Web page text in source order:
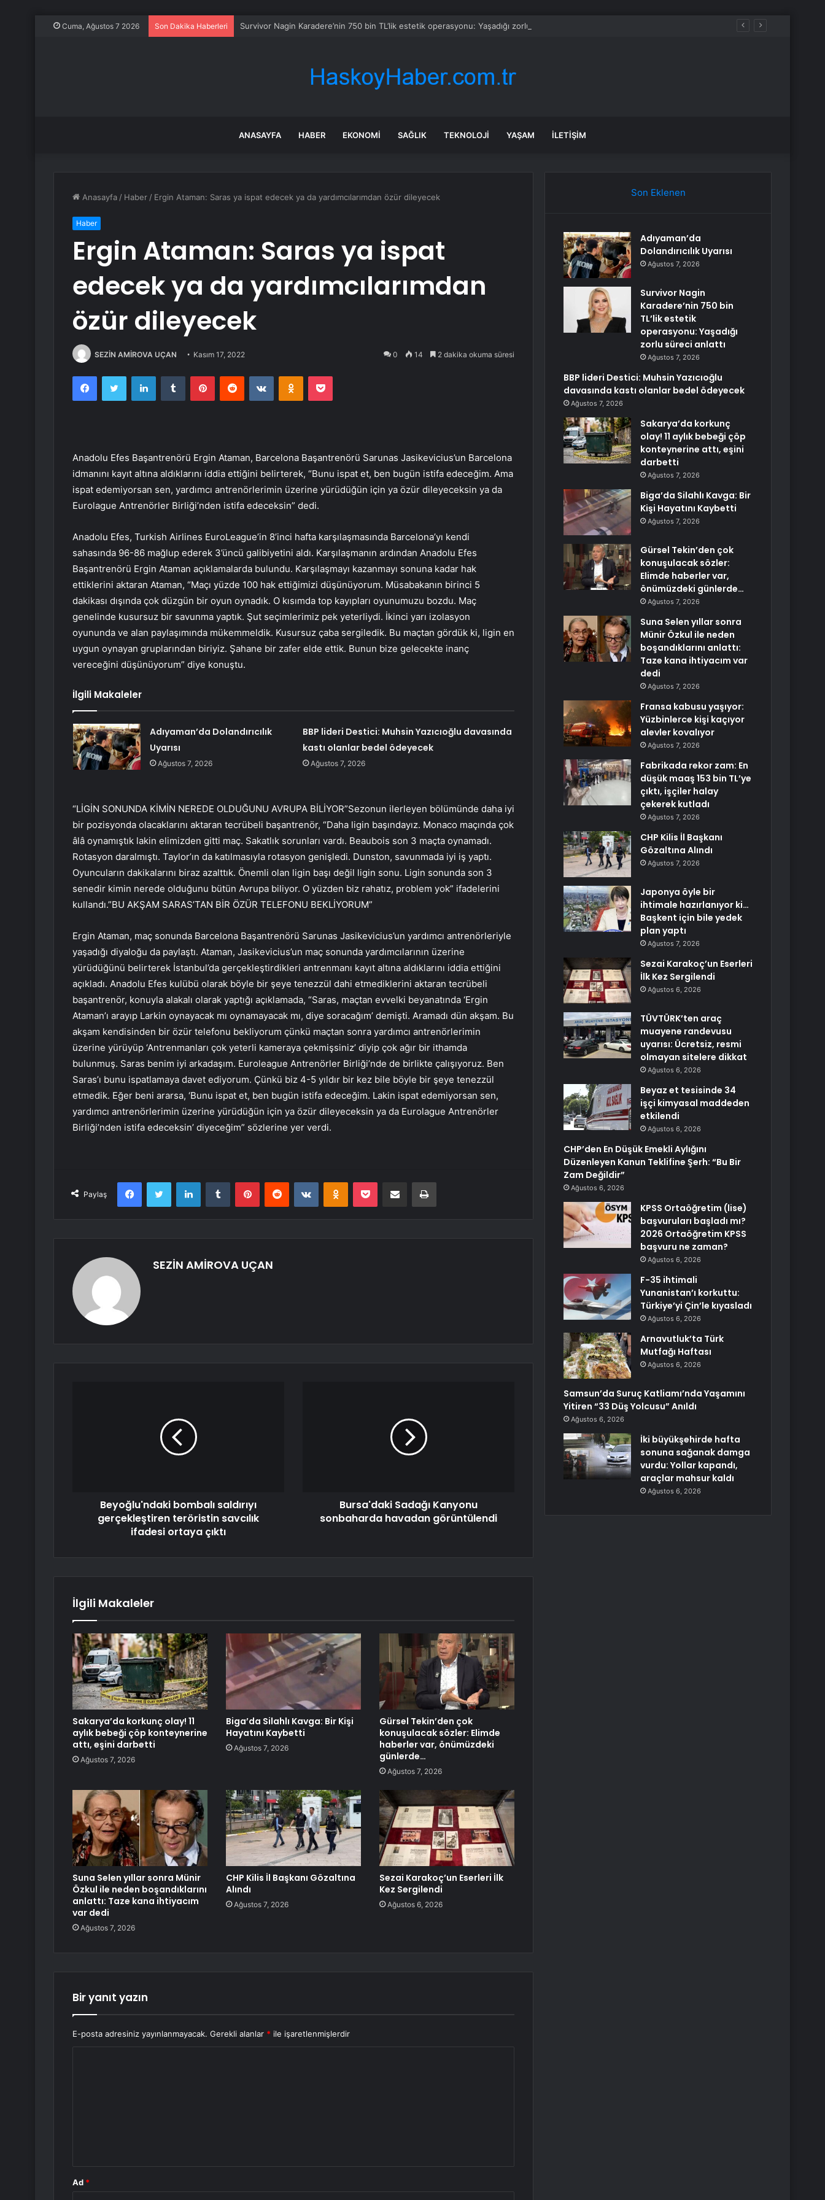
Cuma, Ağustos 7 2026 Son Dakika Haberleri Survivor Nagin Karadere’nin 750 bin TL’lik estetik operasyonu: Yaşadığı zorlu süreci anlattı
ANASAYFA HABER EKONOMI SAĞLIK TEKNOLOJI YAŞAM İLETIŞIM
Anasayfa / Haber / Ergin Ataman: Saras ya ispat edecek ya da yardımcılarımdan özür dileyecek
Haber
Ergin Ataman: Saras ya ispat
edecek ya da yardımcılarımdan
özür dileyecek
SEZİN AMİROVA UÇAN Kasım 17, 2022 0 14 2 dakika okuma süresi
FacebookTwitter LinkedInTumblr PinterestReddit VKontakteOdnoklassniki
Pocket
Anadolu Efes Başantrenörü Ergin Ataman, Barcelona Başantrenörü Sarunas Jasikevicius’un Barcelona
idmanını kayıt altına aldıklarını iddia ettiğini belirterek, “Bunu ispat et, ben bugün istifa edeceğim. Ama
ispat edemiyorsan sen, yardımcı antrenörlerimin üzerine yürüdüğün için ya özür dileyeceksin ya da
Eurolague Antrenörler Birliği’nden istifa edeceksin” dedi.
Anadolu Efes, Turkish Airlines EuroLeague’in 8’inci hafta karşılaşmasında Barcelona’yı kendi
sahasında 96-86 mağlup ederek 3’üncü galibiyetini aldı. Karşılaşmanın ardından Anadolu Efes
Başantrenörü Ergin Ataman açıklamalarda bulundu. Karşılaşmayı kazanmayı sonuna kadar hak
ettiklerini aktaran Ataman, “Maçı yüzde 100 hak ettiğimizi düşünüyorum. Müsabakanın birinci 5
dakikası dışında çok düzgün bir oyun oynadık. O kısımda top kayıpları oyunumuzu bozdu. Maç
genelinde kusursuz bir savunma yaptık. Şut seçimlerimiz pek yeterliydi. İkinci yarı izolasyon
oyununda ve alan paylaşımında mükemmeldik. Kusursuz çaba sergiledik. Bu maçtan gördük ki, ligin en
uygun oynayan gruplarından biriyiz. Şahane bir zafer elde ettik. Bunun bize gelecekte inanç
vereceğini düşünüyorum” diye konuştu.
İlgili Makaleler
Adıyaman’da Dolandırıcılık
Uyarısı
Ağustos 7, 2026
BBP lideri Destici: Muhsin Yazıcıoğlu davasında
kastı olanlar bedel ödeyecek
Ağustos 7, 2026
“LİGİN SONUNDA KİMİN NEREDE OLDUĞUNU AVRUPA BİLİYOR”Sezonun ilerleyen bölümünde daha iyi
bir pozisyonda olacaklarını aktaran tecrübeli başantrenör, “Daha ligin başındayız. Monaco maçında çok
âlâ oynamıştık lakin elimizden gitti maç. Sakatlık sorunları vardı. Beaubois son 3 maçta oynamadı.
Rotasyon daralmıştı. Taylor’ın da katılmasıyla rotasyon genişledi. Dunston, savunmada iyi iş yaptı.
Oyuncuların dakikalarını biraz azalttık. Önemli olan ligin başı değil ligin sonu. Ligin sonunda son 3
senedir kimin nerede olduğunu bütün Avrupa biliyor. O yüzden biz rahatız, problem yok” ifadelerini
kullandı.”BU AKŞAM SARAS’TAN BİR ÖZÜR TELEFONU BEKLİYORUM”
Ergin Ataman, maç sonunda Barcelona Başantrenörü Sarunas Jasikevicius’un yardımcı antrenörleriyle
yaşadığı diyaloğu da paylaştı. Ataman, Jasikevicius’un maç sonunda yardımcılarının üzerine
yürüdüğünü belirterek İstanbul’da gerçekleştirdikleri antrenmanı kayıt altına aldıklarını iddia ettiğini
açıkladı. Anadolu Efes kulübü olarak böyle bir şeye tenezzül dahi etmediklerini aktaran tecrübeli
başantrenör, konuyla alakalı olarak yaptığı açıklamada, “Saras, maçtan evvelki beyanatında ‘Ergin
Ataman’ı arayıp Larkin oynayacak mı oynamayacak mı, diye soracağım’ demişti. Aramadı dün akşam. Bu
akşam kendisinden bir özür telefonu bekliyorum çünkü maçtan sonra yardımcı antrenörlerimin
üzerine yürüyüp ‘Antrenmanları çok yeterli kameraya çekmişsiniz’ diyip çok ağır bir ithamda
bulunmuş. Saras benim iyi arkadaşım. Euroleague Antrenörler Birliği’nde de birlikte çalışıyoruz. Ben
Saras’ı bunu ispatlamaya davet ediyorum. Çünkü biz 4-5 yıldır bir kez bile böyle bir şeye tenezzül
etmedik. Eğer beni ararsa, ‘Bunu ispat et, ben bugün istifa edeceğim. Lakin ispat edemiyorsan sen,
yardımcı antrenörlerimin üzerine yürüdüğün için ya özür dileyeceksin ya da Eurolague Antrenörler
Birliği’nden istifa edeceksin’ diyeceğim” sözlerine yer verdi.
Paylaş
FacebookTwitter LinkedInTumblr PinterestReddit VKontakteOdnoklassniki
Pocket E-Posta ile paylaş Yazdır
SEZİN AMİROVA UÇAN
Beyoğlu'ndaki bombalı saldırıyı
gerçekleştiren teröristin savcılık
ifadesi ortaya çıktı
Bursa'daki Sadağı Kanyonu
sonbaharda havadan görüntülendi
İlgili Makaleler
Sakarya’da korkunç olay! 11
aylık bebeği çöp konteynerine
attı, eşini darbetti
Ağustos 7, 2026
Biga’da Silahlı Kavga: Bir Kişi
Hayatını Kaybetti
Ağustos 7, 2026
Gürsel Tekin’den çok
konuşulacak sözler: Elimde
haberler var, önümüzdeki
günlerde…
Ağustos 7, 2026
Suna Selen yıllar sonra Münir
Özkul ile neden boşandıklarını
anlattı: Taze kana ihtiyacım
var dedi
Ağustos 7, 2026
CHP Kilis İl Başkanı Gözaltına
Alındı
Ağustos 7, 2026
Sezai Karakoç’un Eserleri İlk
Kez Sergilendi
Ağustos 6, 2026
Bir yanıt yazın
E-posta adresiniz yayınlanmayacak. Gerekli alanlar * ile işaretlenmişlerdir
Ad *
Son Eklenen
Adıyaman’da
Dolandırıcılık Uyarısı
Ağustos 7, 2026
Survivor Nagin
Karadere’nin 750 bin
TL’lik estetik
operasyonu: Yaşadığı
zorlu süreci anlattı
Ağustos 7, 2026
BBP lideri Destici: Muhsin Yazıcıoğlu
davasında kastı olanlar bedel ödeyecek
Ağustos 7, 2026
Sakarya’da korkunç
olay! 11 aylık bebeği çöp
konteynerine attı, eşini
darbetti
Ağustos 7, 2026
Biga’da Silahlı Kavga: Bir
Kişi Hayatını Kaybetti
Ağustos 7, 2026
Gürsel Tekin’den çok
konuşulacak sözler:
Elimde haberler var,
önümüzdeki günlerde…
Ağustos 7, 2026
Suna Selen yıllar sonra
Münir Özkul ile neden
boşandıklarını anlattı:
Taze kana ihtiyacım var
dedi
Ağustos 7, 2026
Fransa kabusu yaşıyor:
Yüzbinlerce kişi kaçıyor
alevler kovalıyor
Ağustos 7, 2026
Fabrikada rekor zam: En
düşük maaş 153 bin TL’ye
çıktı, işçiler halay
çekerek kutladı
Ağustos 7, 2026
CHP Kilis İl Başkanı
Gözaltına Alındı
Ağustos 7, 2026
Japonya öyle bir
ihtimale hazırlanıyor ki…
Başkent için bile yedek
plan yaptı
Ağustos 7, 2026
Sezai Karakoç’un Eserleri
İlk Kez Sergilendi
Ağustos 6, 2026
TÜVTÜRK’ten araç
muayene randevusu
uyarısı: Ücretsiz, resmi
olmayan sitelere dikkat
Ağustos 6, 2026
Beyaz et tesisinde 34
işçi kimyasal maddeden
etkilendi
Ağustos 6, 2026
CHP’den En Düşük Emekli Aylığını
Düzenleyen Kanun Teklifine Şerh: “Bu Bir
Zam Değildir”
Ağustos 6, 2026
KPSS Ortaöğretim (lise)
başvuruları başladı mı?
2026 Ortaöğretim KPSS
başvuru ne zaman?
Ağustos 6, 2026
F-35 ihtimali
Yunanistan’ı korkuttu:
Türkiye’yi Çin’le kıyasladı
Ağustos 6, 2026
Arnavutluk’ta Türk
Mutfağı Haftası
Ağustos 6, 2026
Samsun’da Suruç Katliamı’nda Yaşamını
Yitiren “33 Düş Yolcusu” Anıldı
Ağustos 6, 2026
İki büyükşehirde hafta
sonuna sağanak damga
vurdu: Yollar kapandı,
araçlar mahsur kaldı
Ağustos 6, 2026